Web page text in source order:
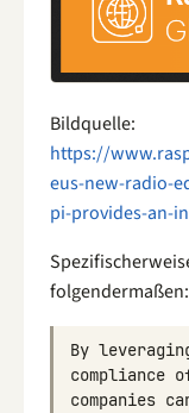
Bildquelle:
https://
eus-new-radio-
pi-provides-an-
folgendermaßen:
By
compliance
companies